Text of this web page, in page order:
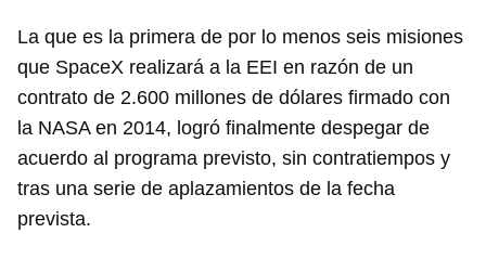
La que es la primera de por lo menos seis misiones
que SpaceX realizará a la EEI en razón de un
contrato de 2.600 millones de dólares firmado con
la NASA en 2014, logró finalmente despegar de
acuerdo al programa previsto, sin contratiempos y
tras una serie de aplazamientos de la fecha
prevista.